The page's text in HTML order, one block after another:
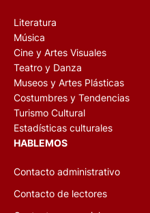
Literatura
Música
Cine y Artes Visuales
Teatro y Danza
Museos y Artes Plásticas
Costumbres y Tendencias
Turismo Cultural
Estadísticas culturales
HABLEMOS
Contacto administrativo
Contacto de lectores